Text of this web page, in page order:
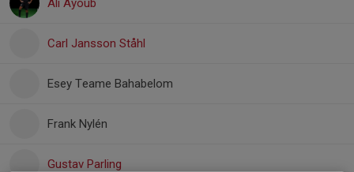
Ali Ayoub
Carl Jansson Ståhl
Esey Teame Bahabelom
Frank Nylén
Gustav Parling